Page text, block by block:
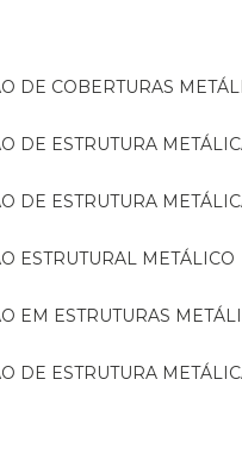
DE COBERTURAS
DE ESTRUTURA
DE ESTRUTURA
ESTRUTURAL METÁLICO
EM ESTRUTURAS
DE ESTRUTURA